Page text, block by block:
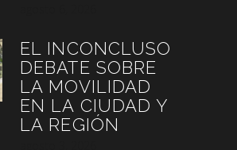
EL INCONCLUSO
DEBATE SOBRE
LA MOVILIDAD
EN LA CIUDAD Y
LA REGIÓN